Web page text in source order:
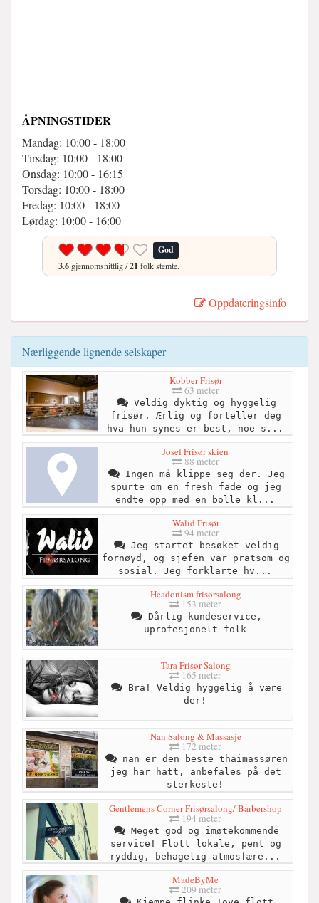
ÅPNINGSTIDER
Mandag: 10:00 - 18:00
Tirsdag: 10:00 - 18:00
Onsdag: 10:00 - 16:15
Torsdag: 10:00 - 18:00
Fredag: 10:00 - 18:00
Lørdag: 10:00 - 16:00
God
3.6 gjennomsnittlig /21 folk stemte.
Oppdateringsinfo
Nærliggende lignende selskaper
Kobber Frisør
63 meter
Veldig dyktig og hyggelig
frisør. Ærlig og forteller deg
hva hun synes er best, noe s...
Josef Frisør skien
88 meter
Ingen må klippe seg der. Jeg
spurte om en fresh fade og jeg
endte opp med en bolle kl...
Walid Frisør
94 meter
Jeg startet besøket veldig
fornøyd, og sjefen var pratsom og
sosial. Jeg forklarte hv...
Headonism frisørsalong
153 meter
Dårlig kundeservice,
uprofesjonelt folk
Tara Frisør Salong
165 meter
Bra! Veldig hyggelig å være
der!
Nan Salong & Massasje
172 meter
nan er den beste thaimassøren
jeg har hatt, anbefales på det
sterkeste!
Gentlemens Corner Frisørsalong/ Barbershop
194 meter
Meget god og imøtekommende
service! Flott lokale, pent og
ryddig, behagelig atmosfære...
MadeByMe
209 meter